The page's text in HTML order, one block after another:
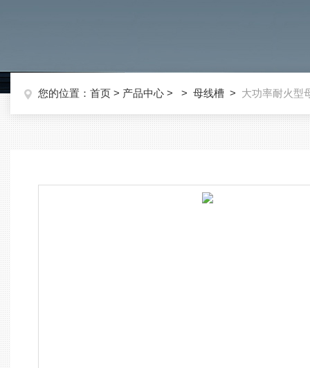
您的位置： 首页 > 产品中心 > > 母线槽 > 大功率耐火型